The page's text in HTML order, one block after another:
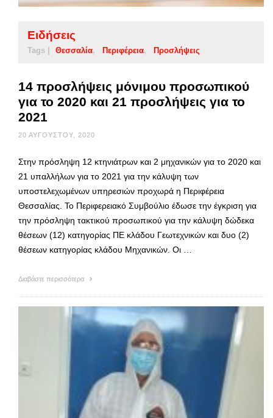
Ειδήσεις
Tags | Θεσσαλία Περιφέρεια Προσλήψεις
14 προσλήψεις μόνιμου προσωπικού
για το 2020 και 21 προσλήψεις για το
2021
20 ΑΥΓΟΎΣΤΟΥ, 2020
Στην πρόσληψη 12 κτηνιάτρων και 2 μηχανικών για το 2020 και
21 υπαλλήλων για το 2021 για την κάλυψη των
υποστελεχωμένων υπηρεσιών προχωρά η Περιφέρεια
Θεσσαλίας. Το Περιφερειακό Συμβούλιο έδωσε την έγκριση για
την πρόσληψη τακτικού προσωπικού για την κάλυψη δώδεκα
θέσεων (12) κατηγορίας ΠΕ κλάδου Γεωτεχνικών και δυο (2)
θέσεων κατηγορίας κλάδου Μηχανικών. Οι …
Διαβάστε περισσότερα